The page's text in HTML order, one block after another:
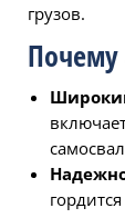
грузов.
Почему